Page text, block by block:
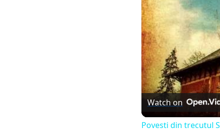
Watch on
Povesti din trecutul